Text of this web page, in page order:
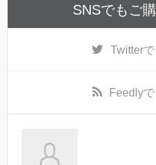
SNSでもご
Twitter
Feedly